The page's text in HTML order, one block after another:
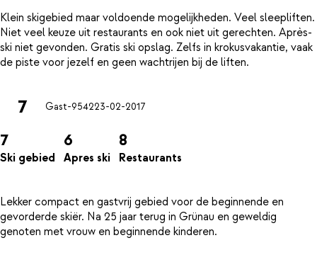
Klein skigebied maar voldoende mogelijkheden. Veel sleepliften.
Niet veel keuze uit restaurants en ook niet uit gerechten. Après-
ski niet gevonden. Gratis ski opslag. Zelfs in krokusvakantie, vaak
7 Gast-954223-02-2017
7
Ski gebied
6
Apres ski
8
Restaurants
Lekker compact en gastvrij gebied voor de beginnende en
gevorderde skiër. Na 25 jaar terug in Grünau en geweldig